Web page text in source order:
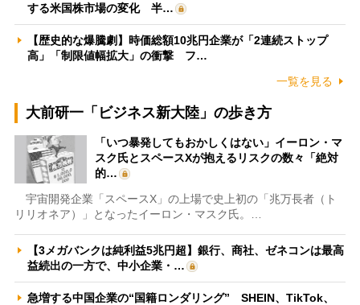
する米国株市場の変化 半…
【歴史的な爆騰劇】時価総額10兆円企業が「2連続ストップ
高」「制限値幅拡大」の衝撃 フ…
一覧を見る
大前研一「ビジネス新大陸」の歩き方
「いつ暴発してもおかしくはない」イーロン・マ
スク氏とスペースXが抱えるリスクの数々「絶対
的…
宇宙開発企業「スペースX」の上場で史上初の「兆万長者（ト
リリオネア）」となったイーロン・マスク氏。…
【3メガバンクは純利益5兆円超】銀行、商社、ゼネコンは最高
益続出の一方で、中小企業・…
急増する中国企業の“国籍ロンダリング” SHEIN、TikTok、